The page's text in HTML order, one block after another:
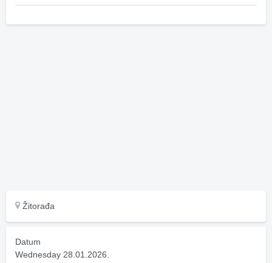
Žitorađa
Datum
Wednesday 28.01.2026.